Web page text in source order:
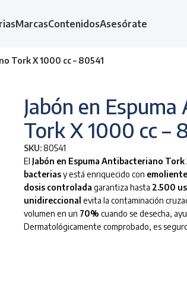
MarcasContenidosAsesórate
Tork X 1000 cc – 80541
Jabón en
Tork X 1000 cc –
SKU:80541
El Jabón en Espuma Antibacteriano Tork
bacteriasy está enriquecido con
dosis controlada garantiza hasta 2.500
unidireccional evita la contaminación
volumen en un 70% cuando se desecha,
Dermatológicamente comprobado, es